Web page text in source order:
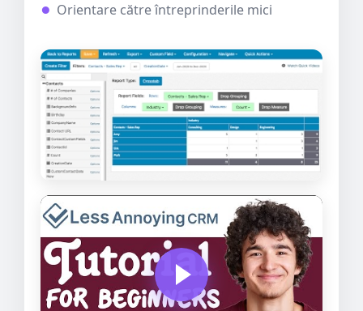
Orientare către întreprinderile mici